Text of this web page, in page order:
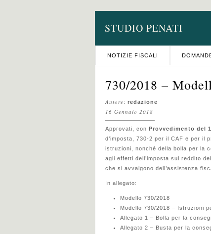
STUDIO PENATI
NOTIZIE FISCALI
730/2018 –
Autore: redazione
16 Gennaio 2018
Approvati, con Provvedimento del
d’imposta, 730-2 per il CAF e per il
istruzioni, nonché della bolla per la
agli effetti dell’imposta sul reddito
che si avvalgono dell’assistenza
In allegato:
Modello 730/2018
Modello 730/2018 – Istruzioni
Allegato 1 – Bolla per la
Allegato 2 – Busta per la